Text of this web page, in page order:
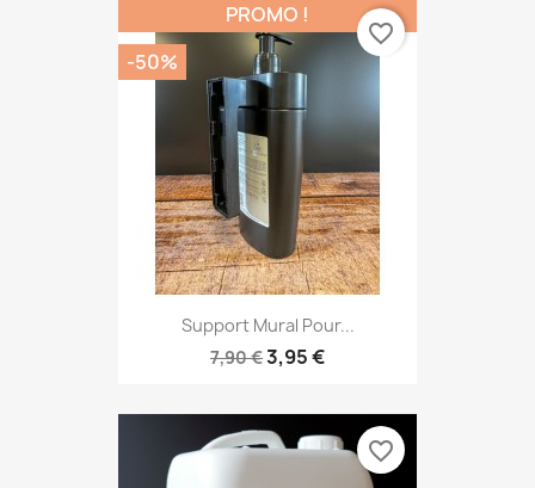
Support Mural Pour...
7,90 €3,95 €
PROMO !
-50%
favorite_border
favorite_border